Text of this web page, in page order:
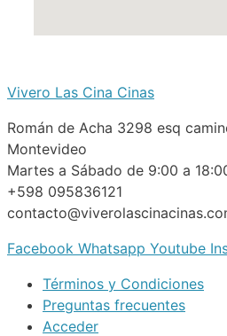
Vivero Las Cina Cinas
Román de Acha 3298 esq
Montevideo
Martes a Sábado de 9:00 a
+598 095836121
Facebook Whatsapp Youtube
Términos y Condiciones
Preguntas frecuentes
Acceder